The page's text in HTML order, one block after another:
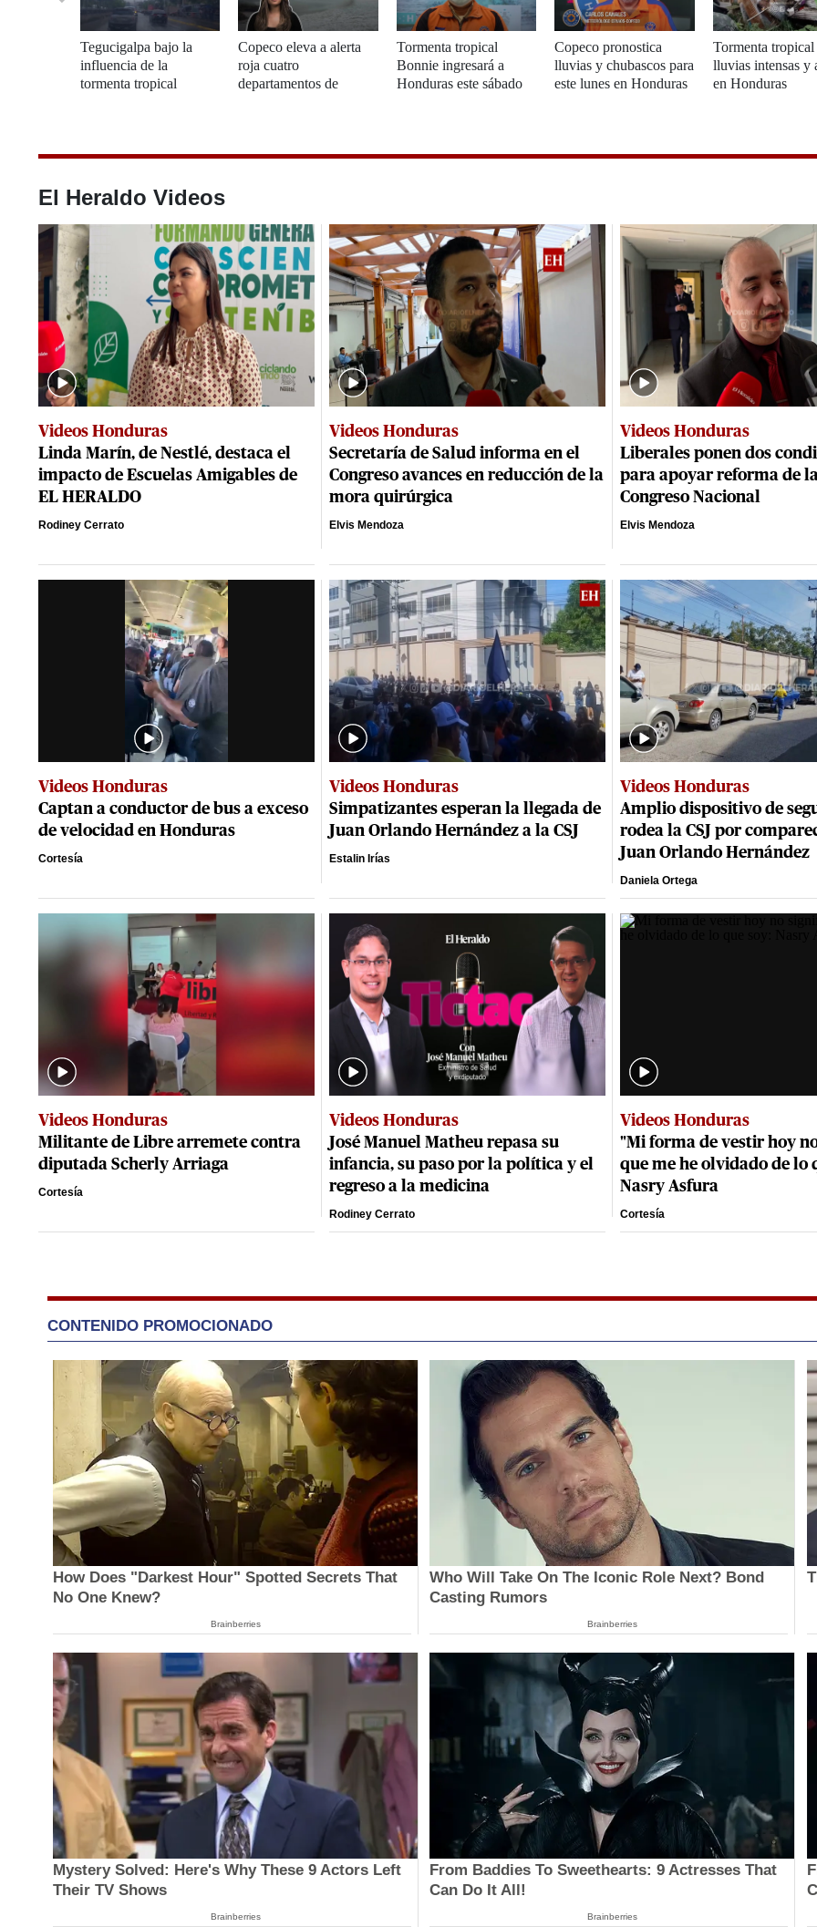
Tegucigalpa bajo la
influencia de la
tormenta tropical
Copeco eleva a alerta
roja cuatro
departamentos de
Tormenta tropical
Bonnie ingresará a
Honduras este sábado
Copeco pronostica
lluvias y chubascos para
este lunes en Honduras
Tormenta tropical
lluvias intensas y
en Honduras
El Heraldo Videos
Videos Honduras
Linda Marín, de Nestlé, destaca el
impacto de Escuelas Amigables de
EL HERALDO
Rodiney Cerrato
Videos Honduras
Secretaría de Salud informa en el
Congreso avances en reducción de la
mora quirúrgica
Elvis Mendoza
Videos Honduras
Liberales ponen dos
para apoyar reforma de
Congreso Nacional
Elvis Mendoza
Videos Honduras
Captan a conductor de bus a exceso
de velocidad en Honduras
Cortesía
Videos Honduras
Simpatizantes esperan la llegada de
Juan Orlando Hernández a la CSJ
Estalin Irías
Videos Honduras
Amplio dispositivo de
rodea la CSJ por
Juan Orlando Hernández
Daniela Ortega
Videos Honduras
Militante de Libre arremete contra
diputada Scherly Arriaga
Cortesía
Videos Honduras
José Manuel Matheu repasa su
infancia, su paso por la política y el
regreso a la medicina
Rodiney Cerrato
Videos Honduras
"Mi forma de vestir hoy
que me he olvidado de lo
Nasry Asfura
Cortesía
CONTENIDO PROMOCIONADO
How Does "Darkest Hour" Spotted Secrets That
No One Knew?
Brainberries
Who Will Take On The Iconic Role Next? Bond
Casting Rumors
Brainberries
Mystery Solved: Here's Why These 9 Actors Left
Their TV Shows
Brainberries
From Baddies To Sweethearts: 9 Actresses That
Can Do It All!
Brainberries